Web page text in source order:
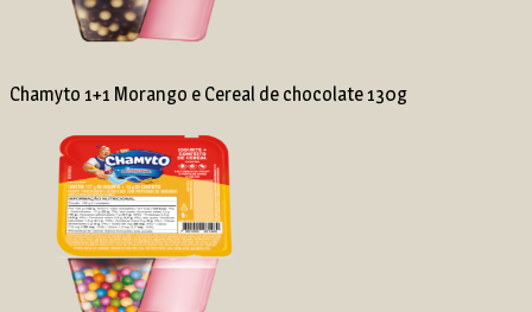
Chamyto 1+1 Morango e Cereal de chocolate 130g